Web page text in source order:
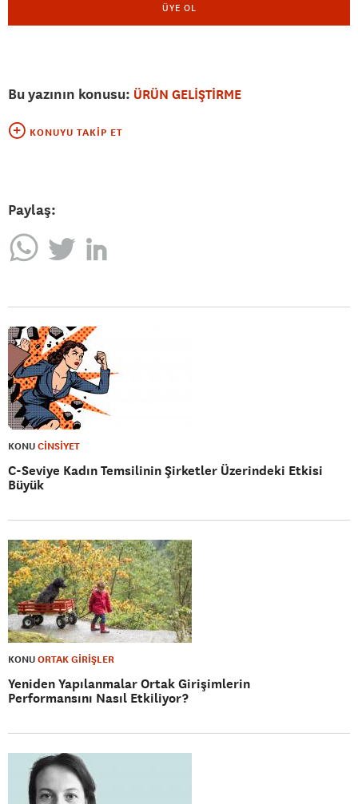
ÜYE OL
Bu yazının konusu: ÜRÜN GELİŞTİRME
KONUYU TAKIP ET
Paylaş:
KONUCİNSİYET
C-Seviye Kadın Temsilinin Şirketler Üzerindeki Etkisi
Büyük
KONUORTAK GİRİŞLER
Yeniden Yapılanmalar Ortak Girişimlerin
Performansını Nasıl Etkiliyor?